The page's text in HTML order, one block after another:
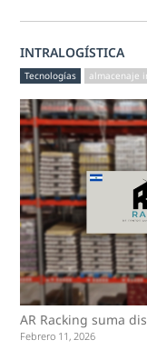
INTRALOGÍSTICA
Tecnologías almacenaje
AR Racking suma
Febrero 11, 2026